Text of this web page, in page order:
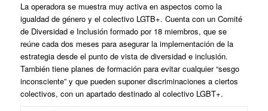
La operadora se muestra muy activa en aspectos como la
igualdad de género y el colectivo LGTB+. Cuenta con un Comité
de Diversidad e Inclusión formado por 18 miembros, que se
reúne cada dos meses para asegurar la implementación de la
estrategia desde el punto de vista de diversidad e inclusión.
También tiene planes de formación para evitar cualquier “sesgo
inconsciente” y que pueden suponer discriminaciones a ciertos
colectivos, con un apartado destinado al colectivo LGBT+.